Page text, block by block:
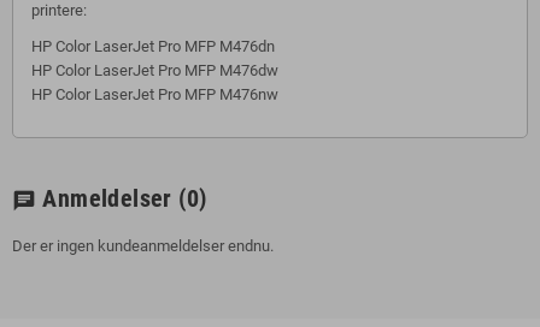
printere:
HP Color LaserJet Pro MFP M476dn
HP Color LaserJet Pro MFP M476dw
HP Color LaserJet Pro MFP M476nw
chat Anmeldelser (0)
Der er ingen kundeanmeldelser endnu.